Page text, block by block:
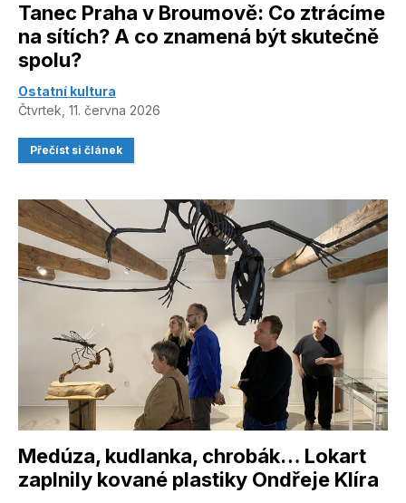
Tanec Praha v Broumově: Co ztrácíme
na sítích? A co znamená být skutečně
spolu?
Ostatní kultura
Čtvrtek, 11. června 2026
Přečíst si článek
Medúza, kudlanka, chrobák… Lokart
zaplnily kované plastiky Ondřeje Klíra